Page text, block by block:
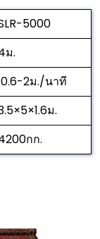
5000
ม.
0.6-2ม./นาที
ม.
กก.